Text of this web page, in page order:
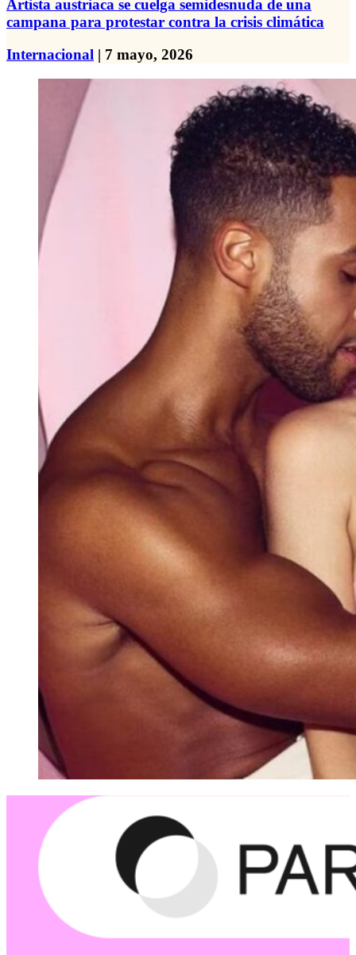
Artista austriaca se cuelga semidesnuda de una
campana para protestar contra la crisis climática
Internacional | 7 mayo, 2026